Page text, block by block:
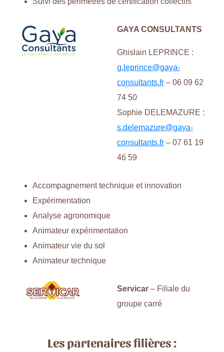
GAYA CONSULTANTS
Ghislain LEPRINCE :
g.leprince@gaya-
consultants.fr – 06 09 62
74 50
Sophie DELEMAZURE :
s.delemazure@gaya-
consultants.fr – 07 61 19
46 59
Accompagnement technique et innovation
Expérimentation
Analyse agronomique
Animateur expérimentation
Animateur vie du sol
Animateur technique
Servicar – Filiale du
groupe carré
Les partenaires filières :